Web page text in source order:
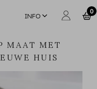
INFO
0
MAAT MET
HUIS